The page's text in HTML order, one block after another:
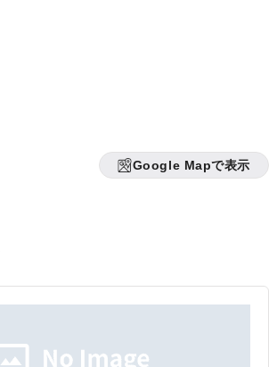
Google Mapで表示